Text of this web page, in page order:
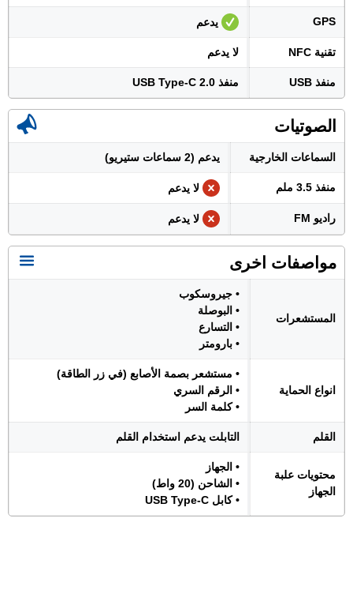
GPS يدعم
تقنية NFC لا يدعم
منفذ USB منفذ USB Type-C 2.0
الصوتيات
السماعات الخارجية يدعم (2 سماعات ستيريو)
منفذ 3.5 ملم لا يدعم
راديو FM لا يدعم
مواصفات اخرى
المستشعرات
• جيروسكوب
• البوصلة
• التسارع
• بارومتر
انواع الحماية
• مستشعر بصمة الأصابع (في زر الطاقة)
• الرقم السري
• كلمة السر
القلم التابلت يدعم استخدام القلم
محتويات علبة
الجهاز
• الجهاز
• الشاحن (20 واط)
• كابل USB Type-C